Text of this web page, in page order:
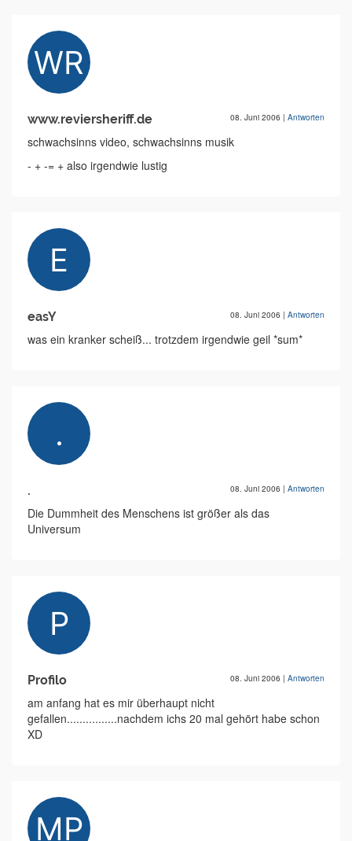
www.reviersheriff.de 08. Juni 2006 | Antworten
schwachsinns video, schwachsinns musik
- + -= + also irgendwie lustig
easY 08. Juni 2006 | Antworten
was ein kranker scheiß... trotzdem irgendwie geil *sum*
. 08. Juni 2006 | Antworten
Die Dummheit des Menschens ist größer als das
Universum
Profilo 08. Juni 2006 | Antworten
am anfang hat es mir überhaupt nicht
gefallen................nachdem ichs 20 mal gehört habe schon
XD